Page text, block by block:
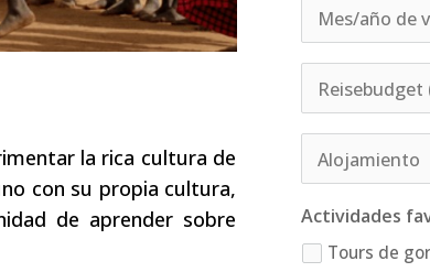
la rica cultura de
con su propia cultura,
de aprender sobre
Actividades
Tours de